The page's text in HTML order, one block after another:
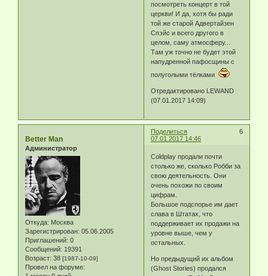
посмотреть концерт в той
церкви! И да, хотя бы ради
той же старой Адвертайзен
Спэйс и всего другого в
целом, саму атмосферу...
Там уж точно не будет этой
напудренной пафосщины с
полуголыми тёлками
Отредактировано LEWAND
(07.01.2017 14:09)
Поделиться
6
07.01.2017 14:46
Better Man
Администратор
Откуда: Москва
Зарегистрирован: 05.06.2005
Приглашений: 0
Сообщений: 19391
Возраст: 38 [1987-10-09]
Провел на форуме:
Coldplay продали почти
столько же, сколько Робби за
свою деятельность. Они
очень похожи по своим
цифрам.
Большое подспорье им дает
слава в Штатах, что
поддерживает их продажи на
уровне выше, чем у
остальных.
Но предыдущий их альбом
(Ghost Stories) продался